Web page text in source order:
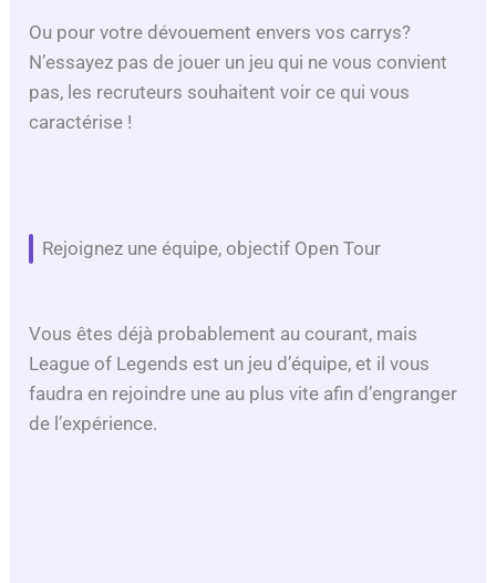
Ou pour votre dévouement envers vos carrys?
N’essayez pas de jouer un jeu qui ne vous convient
pas, les recruteurs souhaitent voir ce qui vous
caractérise !
Rejoignez une équipe, objectif Open Tour
Vous êtes déjà probablement au courant, mais
League of Legends est un jeu d’équipe, et il vous
faudra en rejoindre une au plus vite afin d’engranger
de l’expérience.